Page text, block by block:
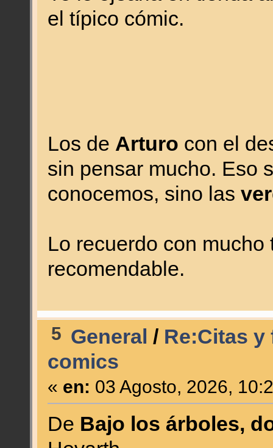
el típico cómic.
Los de Arturo con el
sin pensar mucho. Eso
conocemos, sino las
Lo recuerdo con
recomendable.
5 General / Re:Citas y
comics
« en: 03 Agosto, 2026,
De Bajo los árboles,